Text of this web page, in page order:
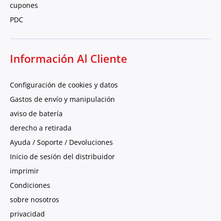
cupones
PDC
Información Al Cliente
Configuración de cookies y datos
Gastos de envío y manipulación
aviso de batería
derecho a retirada
Ayuda / Soporte / Devoluciones
Inicio de sesión del distribuidor
imprimir
Condiciones
sobre nosotros
privacidad